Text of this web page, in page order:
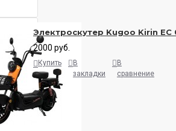
Электроскутер Kugoo Kirin EC
2000 руб.
Купить
В
закладки
В
сравнение